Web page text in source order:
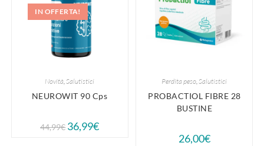
IN OFFERTA!
Novità,Salutistici
NEUROWIT 90 Cps
44,99€ 36,99€
Perdita peso,Salutistici
PROBACTIOL FIBRE 28
BUSTINE
26,00€